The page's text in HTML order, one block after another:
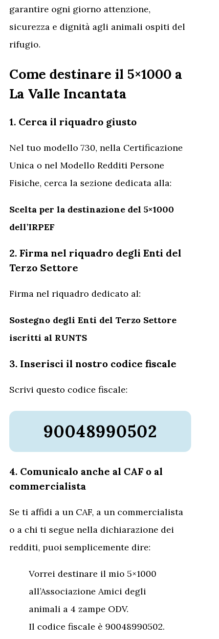
garantire ogni giorno attenzione,
sicurezza e dignità agli animali ospiti del
rifugio.
Come destinare il 5×1000 a
La Valle Incantata
1. Cerca il riquadro giusto
Nel tuo modello 730, nella Certificazione
Unica o nel Modello Redditi Persone
Fisiche, cerca la sezione dedicata alla:
Scelta per la destinazione del 5×1000
dell’IRPEF
2. Firma nel riquadro degli Enti del
Terzo Settore
Firma nel riquadro dedicato al:
Sostegno degli Enti del Terzo Settore
iscritti al RUNTS
3. Inserisci il nostro codice fiscale
Scrivi questo codice fiscale:
90048990502
4. Comunicalo anche al CAF o al
commercialista
Se ti affidi a un CAF, a un commercialista
o a chi ti segue nella dichiarazione dei
redditi, puoi semplicemente dire:
Vorrei destinare il mio 5×1000
all’Associazione Amici degli
animali a 4 zampe ODV.
Il codice fiscale è 90048990502.